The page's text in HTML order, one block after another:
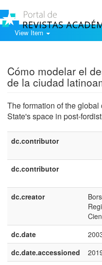
View Item
Cómo modelar el
de la ciudad
The formation of the
State's space in post-
dc.contributor
dc.contributor
dc.creator
dc.date
dc.date.accessioned